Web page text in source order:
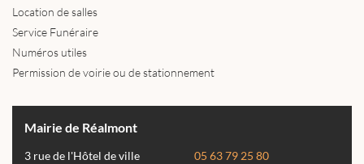
Location de salles
Service Funéraire
Numéros utiles
Permission de voirie ou de stationnement
Mairie de Réalmont
3 rue de l'Hôtel de ville
05 63 79 25 80